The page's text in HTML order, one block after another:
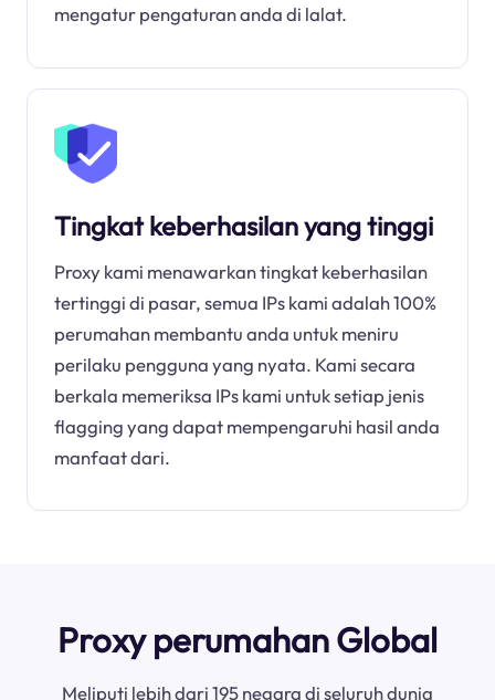
mengatur pengaturan anda di lalat.
Tingkat keberhasilan yang tinggi
Proxy kami menawarkan tingkat keberhasilan
tertinggi di pasar, semua IPs kami adalah 100%
perumahan membantu anda untuk meniru
perilaku pengguna yang nyata. Kami secara
berkala memeriksa IPs kami untuk setiap jenis
flagging yang dapat mempengaruhi hasil anda
manfaat dari.
Proxy perumahan Global
Meliputi lebih dari 195 negara di seluruh dunia